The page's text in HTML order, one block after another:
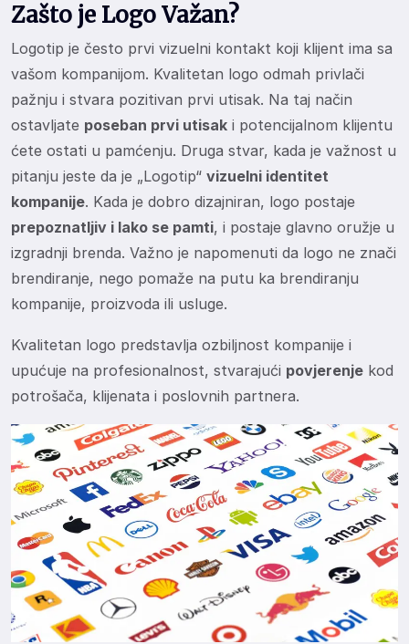
Zašto je Logo Važan?
Logotip je često prvi vizuelni kontakt koji klijent ima sa
vašom kompanijom. Kvalitetan logo odmah privlači
pažnju i stvara pozitivan prvi utisak. Na taj način
ostavljate poseban prvi utisak i potencijalnom klijentu
ćete ostati u pamćenju. Druga stvar, kada je važnost u
pitanju jeste da je „Logotip“ vizuelni identitet
kompanije. Kada je dobro dizajniran, logo postaje
prepoznatljiv i lako se pamti, i postaje glavno oružje u
izgradnji brenda. Važno je napomenuti da logo ne znači
brendiranje, nego pomaže na putu ka brendiranju
kompanije, proizvoda ili usluge.
Kvalitetan logo predstavlja ozbiljnost kompanije i
upućuje na profesionalnost, stvarajući povjerenje kod
potrošača, klijenata i poslovnih partnera.